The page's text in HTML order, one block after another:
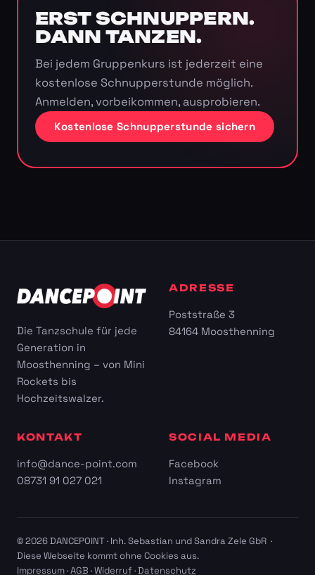
ERST SCHNUPPERN.
DANN TANZEN.
Bei jedem Gruppenkurs ist jederzeit eine
kostenlose Schnupperstunde möglich.
Anmelden, vorbeikommen, ausprobieren.
Kostenlose Schnupperstunde sichern
Die Tanzschule für jede
Generation in
Moosthenning – von Mini
Rockets bis
Hochzeitswalzer.
ADRESSE
Poststraße 3
84164 Moosthenning
KONTAKT
info@dance-point.com
08731 91 027 021
SOCIAL MEDIA
Facebook
Instagram
© 2026 DANCEPOINT · Inh. Sebastian und Sandra Zele GbR ·
Diese Webseite kommt ohne Cookies aus.
Impressum·AGB ·Widerruf·Datenschutz